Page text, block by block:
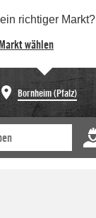
richtiger Markt?
wählen
Bornheim (Pfalz)